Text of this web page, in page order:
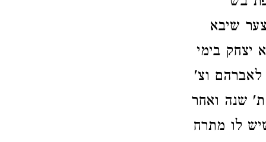
שיבא
יצחק בימי
לאברהם וצ'
ת' שנה ואחר
לו מתרח